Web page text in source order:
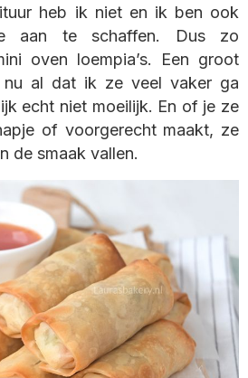
heb ik niet en ik ben ook
aan te schaffen. Dus zo
oven loempia’s. Een groot
al dat ik ze veel vaker ga
echt niet moeilijk. En of je ze
of voorgerecht maakt, ze
de smaak vallen.